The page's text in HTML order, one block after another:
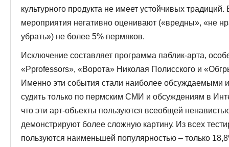
культурного продукта не имеет устойчивых
мероприятия негативно оценивают («вредны», «не
убрать») не более 5% пермяков.
Исключение составляет программа паблик-арта,
«Pprofessors», «Ворота» Николая Полисского и
Именно эти события стали наиболее обсуждаемыми
судить только по пермским СМИ и обсуждениям в
что эти арт-объекты пользуются всеобщей
демонстрируют более сложную картину. Из всех
пользуются наименьшей популярностью – только